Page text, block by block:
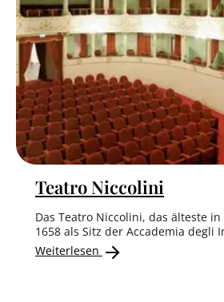
Teatro Niccolini
Das Teatro Niccolini, das älteste
1658 als Sitz der Accademia degli
Weiterlesen